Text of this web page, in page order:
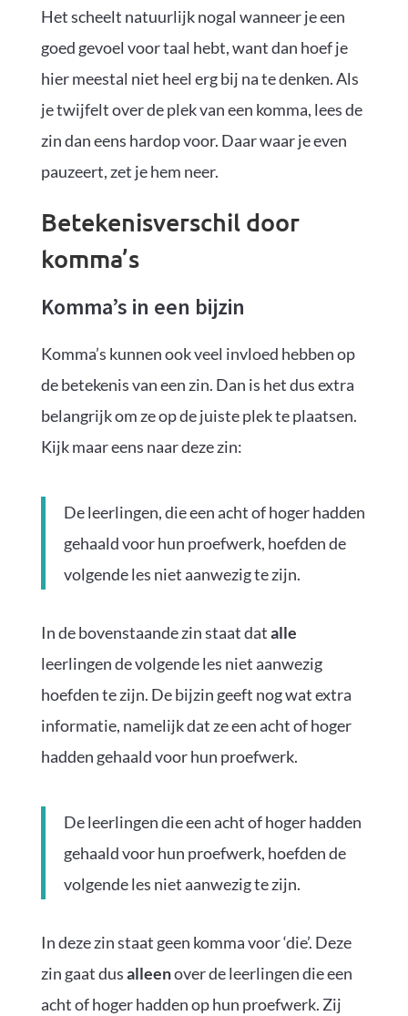
Het scheelt natuurlijk nogal wanneer je een
goed gevoel voor taal hebt, want dan hoef je
hier meestal niet heel erg bij na te denken. Als
je twijfelt over de plek van een komma, lees de
zin dan eens hardop voor. Daar waar je even
pauzeert, zet je hem neer.
Betekenisverschil door
komma’s
Komma’s in een bijzin
Komma’s kunnen ook veel invloed hebben op
de betekenis van een zin. Dan is het dus extra
belangrijk om ze op de juiste plek te plaatsen.
Kijk maar eens naar deze zin:
De leerlingen, die een acht of hoger hadden
gehaald voor hun proefwerk, hoefden de
volgende les niet aanwezig te zijn.
In de bovenstaande zin staat datalle
leerlingen de volgende les niet aanwezig
hoefden te zijn. De bijzin geeft nog wat extra
informatie, namelijk dat ze een acht of hoger
hadden gehaald voor hun proefwerk.
De leerlingen die een acht of hoger hadden
gehaald voor hun proefwerk, hoefden de
volgende les niet aanwezig te zijn.
In deze zin staat geen komma voor ‘die’. Deze
zin gaat dusalleenover de leerlingen die een
acht of hoger hadden op hun proefwerk. Zij